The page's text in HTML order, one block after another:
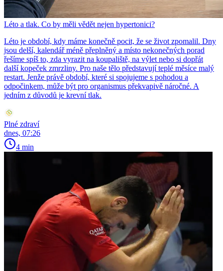
Léto a tlak. Co by měli vědět nejen hypertonici?
Léto je období, kdy máme konečně pocit, že se život zpomalil. Dny
jsou delší, kalendář méně přeplněný a místo nekonečných porad
řešíme spíš to, zda vyrazit na koupaliště, na výlet nebo si dopřát
další kopeček zmrzliny. Pro naše tělo představují teplé měsíce malý
restart. Jenže právě období, které si spojujeme s pohodou a
odpočinkem, může být pro organismus překvapivě náročné. A
jedním z důvodů je krevní tlak.
Plné zdraví
dnes, 07:26
4 min